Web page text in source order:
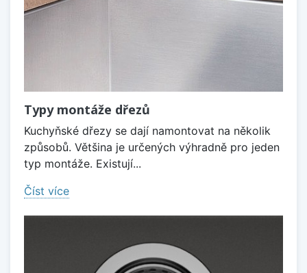
Typy montáže dřezů
Kuchyňské dřezy se dají namontovat na několik
způsobů. Většina je určených výhradně pro jeden
typ montáže. Existují...
Číst více